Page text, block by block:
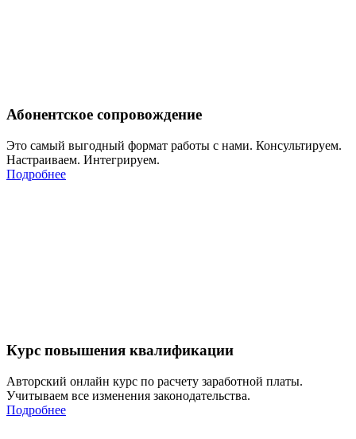
Абонентское сопровождение
Это самый выгодный формат работы с нами. Консультируем.
Настраиваем. Интегрируем.
Подробнее
Курс повышения квалификации
Авторский онлайн курс по расчету заработной платы.
Учитываем все изменения законодательства.
Подробнее